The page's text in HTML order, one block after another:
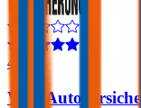
4,4
VAV